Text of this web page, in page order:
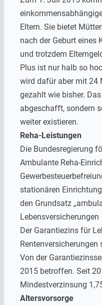
Eltern. Sie bietet
nach der Geburt eines
und trotzdem
Plus ist nur halb so
wird dafür aber mit 24
gezahlt wie bisher.
abgeschafft, sondern
weiter existieren.
Reha-Leistungen
Die Bundesregierung
Ambulante Reha-
stationären
den Grundsatz
Lebensversicherungen
Der Garantiezins für
Von der
2015 betroffen. Seit
Mindestverzinsung
Altersvorsorge